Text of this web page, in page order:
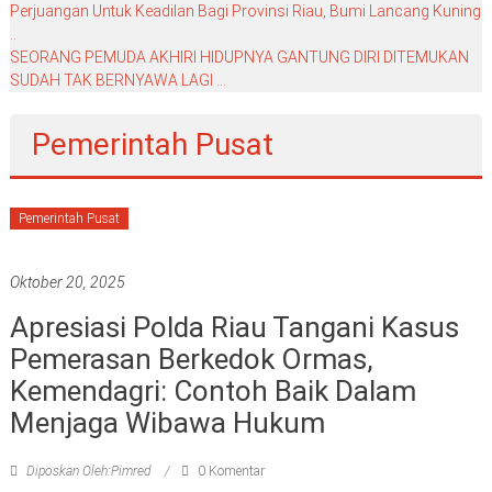
Perjuangan Untuk Keadilan Bagi Provinsi Riau, Bumi Lancang Kuning
SEORANG PEMUDA AKHIRI HIDUPNYA GANTUNG DIRI DITEMUKAN
SUDAH TAK BERNYAWA LAGI …
Pemerintah Pusat
Pemerintah Pusat
Oktober 20, 2025
Apresiasi Polda Riau Tangani Kasus
Pemerasan Berkedok Ormas,
Kemendagri: Contoh Baik Dalam
Menjaga Wibawa Hukum
Diposkan Oleh:Pimred 0 Komentar